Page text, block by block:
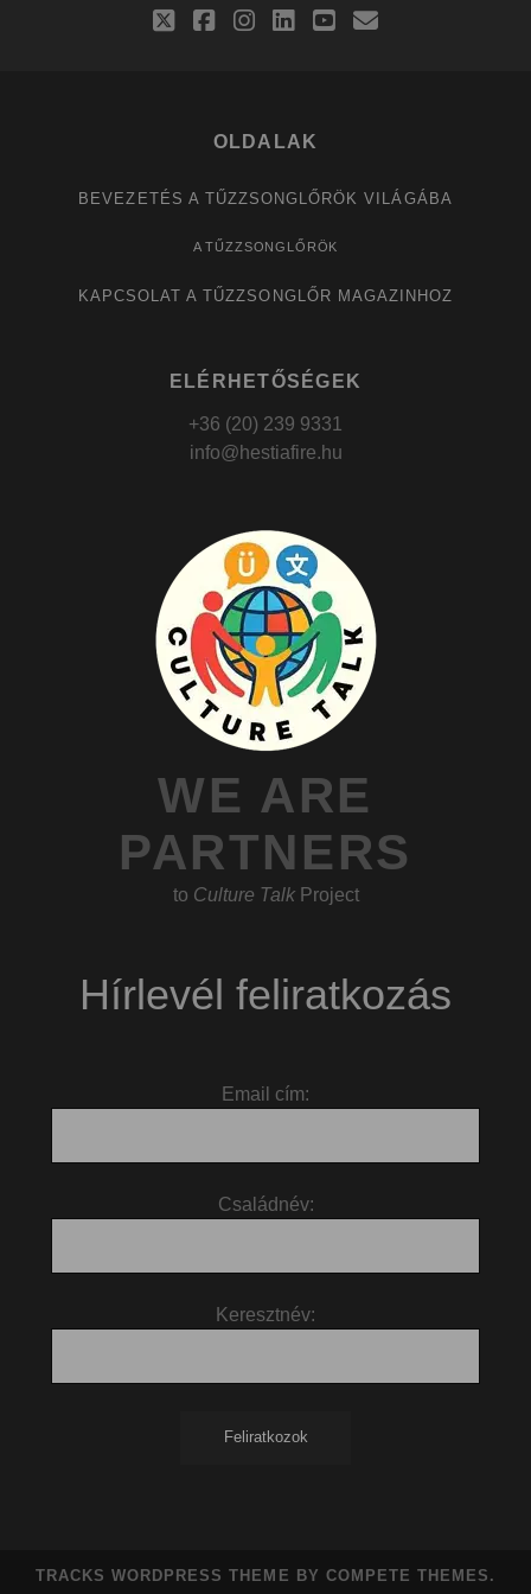
twitterfacebook
instagram
linkedin
youtube
email
OLDALAK
BEVEZETÉS A TŰZZSONGLŐRÖK VILÁGÁBA
A TŰZZSONGLŐRÖK
KAPCSOLAT A TŰZZSONGLŐR MAGAZINHOZ
ELÉRHETŐSÉGEK
+36 (20) 239 9331
info@hestiafire.hu
WE ARE
PARTNERS
to Culture TalkProject
Hírlevél feliratkozás
Email cím:
Családnév:
Keresztnév:
TRACKS WORDPRESS THEME BY COMPETE THEMES.